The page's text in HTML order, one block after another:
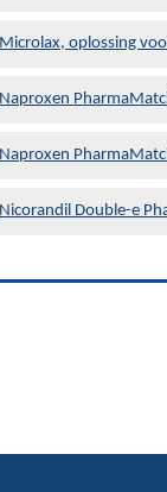
Microlax, oplossing
Naproxen
Naproxen
Nicorandil Double-e